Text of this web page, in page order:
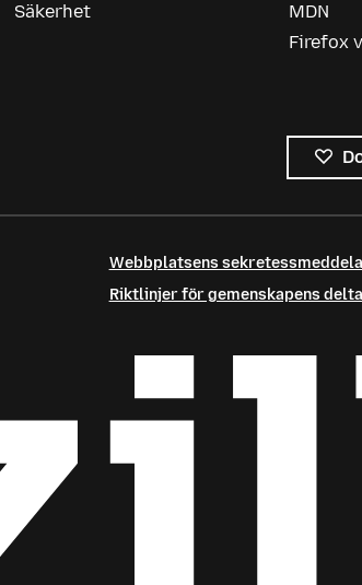
Säkerhet
MDN
Firefox
Webbplatsens
Riktlinjer för gemenskapens